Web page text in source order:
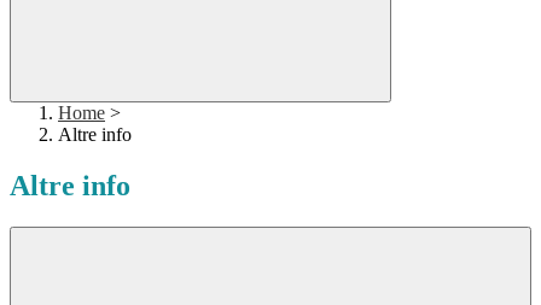
Home >
Altre info
Altre info